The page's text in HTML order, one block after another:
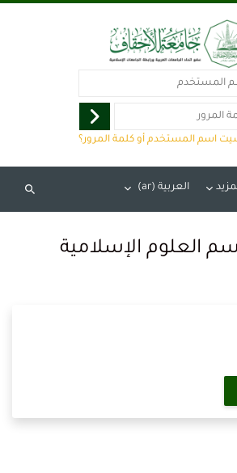
تسجيل
الدخول
اسم المستخدم أو كلمة المرور؟
العربية ‎(ar)‎
البحث
الإسلامية